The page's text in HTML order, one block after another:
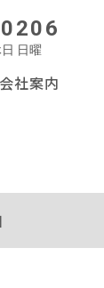
会社案内
日曜